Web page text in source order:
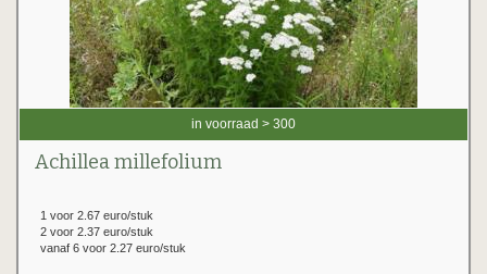
in voorraad > 300
Achillea millefolium
1 voor 2.67 euro/stuk
2 voor 2.37 euro/stuk
vanaf 6 voor 2.27 euro/stuk